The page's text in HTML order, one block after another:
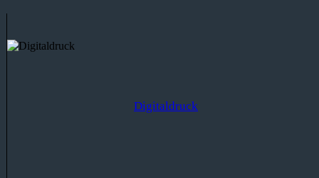
Digitaldruck